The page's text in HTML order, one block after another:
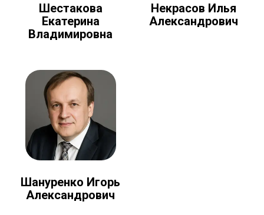
Шестакова
Екатерина
Владимировна
Некрасов Илья
Александрович
Шануренко Игорь
Александрович